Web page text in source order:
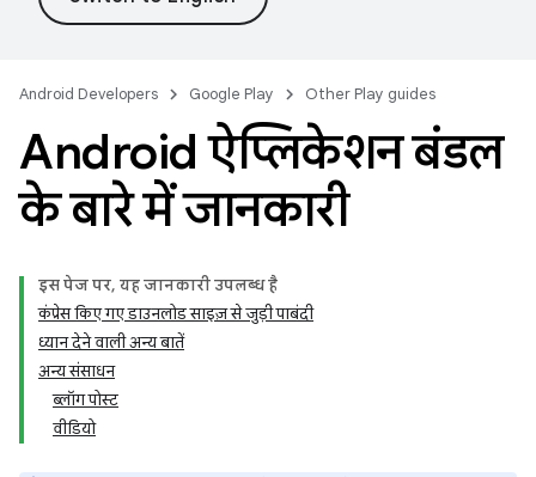
Android Developers Google Play Other Play guides
Android ऐप्लिकेशन बंडल
के बारे में जानकारी
इस पेज पर, यह जानकारी उपलब्ध है
कंप्रेस किए गए डाउनलोड साइज़ से जुड़ी पाबंदी
ध्यान देने वाली अन्य बातें
अन्य संसाधन
ब्लॉग पोस्ट
वीडियो